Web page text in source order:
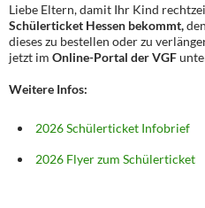
Liebe Eltern, damit Ihr Kind
Schülerticket Hessen bekommt,
dieses zu bestellen oder zu
jetzt im Online-Portal der VGF
Weitere Infos:
2026 Schülerticket Infobrief
2026 Flyer zum Schülerticket